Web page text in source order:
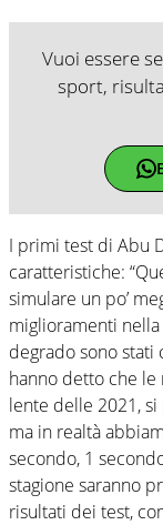
Vuoi essere
sport,
I primi test di Abu
caratteristiche:
simulare un po’
miglioramenti
degrado sono stati
hanno detto che
lente delle 2021,
ma in realtà
secondo, 1
stagione saranno
risultati dei test,